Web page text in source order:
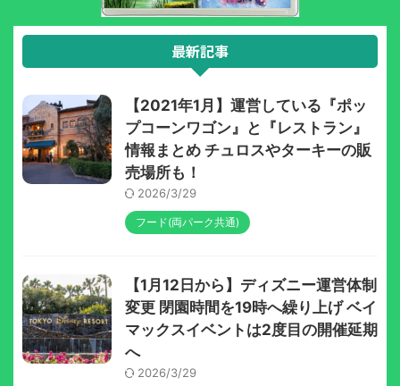
最新記事
【2021年1月】運営している『ポッ
プコーンワゴン』と『レストラン』
情報まとめ チュロスやターキーの販
売場所も！
2026/3/29
フード(両パーク共通)
【1月12日から】ディズニー運営体制
変更 閉園時間を19時へ繰り上げ ベイ
マックスイベントは2度目の開催延期
へ
2026/3/29